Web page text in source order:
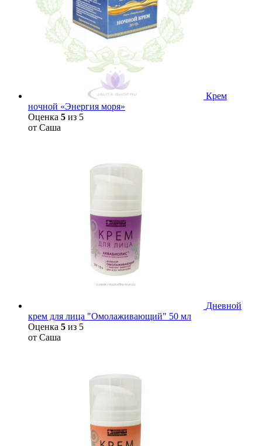
Крем
ночной «Энергия моря»
Оценка 5 из 5
от Саша
Дневной
крем для лица "Омолаживающий" 50 мл
Оценка 5 из 5
от Саша